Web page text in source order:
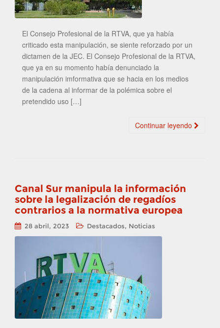
El Consejo Profesional de la RTVA, que ya había
criticado esta manipulación, se siente reforzado por un
dictamen de la JEC. El Consejo Profesional de la RTVA,
que ya en su momento había denunciado la
manipulación imformativa que se hacia en los medios
de la cadena al informar de la polémica sobre el
pretendido uso […]
Continuar leyendo
Canal Sur manipula la información
sobre la legalización de regadíos
contrarios a la normativa europea
28 abril, 2023 Destacados, Noticias